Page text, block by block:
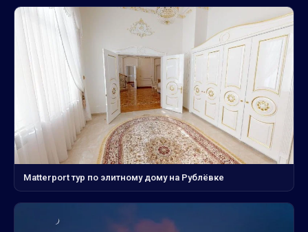
Matterport тур по элитному дому на Рублёвке